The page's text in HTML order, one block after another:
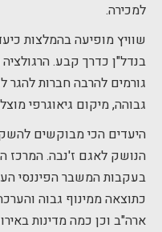
למכירה.
שוויץ מופיעה בהמלצות
בנדל"ן כדרך קבע.
גורמים להרבה חברות להגר
גבוהה, מיקום גיאוגרפי
היעדים הכי מבוקשים
הנושק לאגם ז'נבה. המרכז
כתוצאה ממינוף גבוה
ארה"ב וכן כמה מדינות